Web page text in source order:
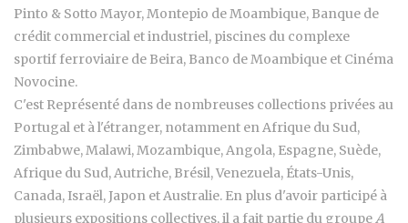
Pinto & Sotto Mayor, Montepio de Moambique, Banque de
crédit commercial et industriel, piscines du complexe
sportif ferroviaire de Beira, Banco de Moambique et Cinéma
Novocine.
C'est Représenté dans de nombreuses collections privées au
Portugal et à l'étranger, notamment en Afrique du Sud,
Zimbabwe, Malawi, Mozambique, Angola, Espagne, Suède,
Afrique du Sud, Autriche, Brésil, Venezuela, États-Unis,
Canada, Israël, Japon et Australie. En plus d'avoir participé à
plusieurs expositions collectives, il a fait partie du groupeA